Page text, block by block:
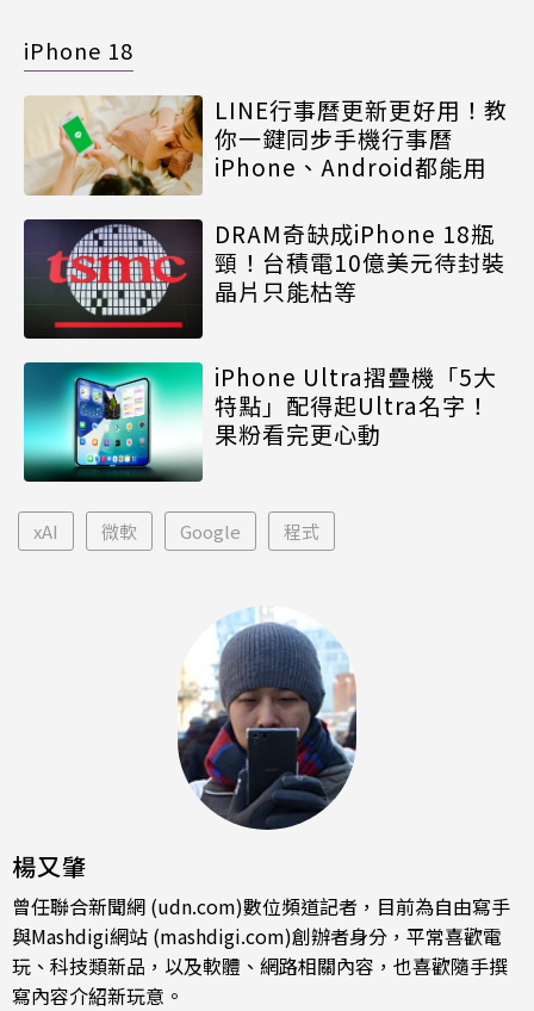
iPhone 18
LINE行事曆更新更好用！教
你一鍵同步手機行事曆
iPhone、Android都能用
DRAM奇缺成iPhone 18瓶
頸！台積電10億美元待封裝
晶片只能枯等
iPhone Ultra摺疊機「5大
特點」配得起Ultra名字！
果粉看完更心動
xAI 微軟 Google 程式
楊又肇
曾任聯合新聞網 (udn.com)數位頻道記者，目前為自由寫手
與Mashdigi網站 (mashdigi.com)創辦者身分，平常喜歡電
玩、科技類新品，以及軟體、網路相關內容，也喜歡隨手撰
寫內容介紹新玩意。